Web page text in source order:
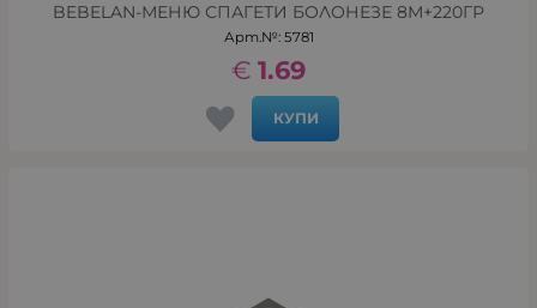
BEBELAN-МЕНЮ СПАГЕТИ БОЛОНЕЗЕ 8М+220ГР
Арт.№: 5781
1.69
€
КУПИ